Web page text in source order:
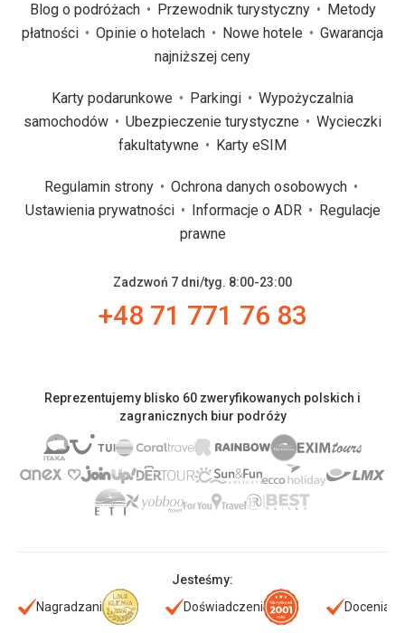
Blog o podróżach Przewodnik turystyczny
Metody
płatności
Opinie o hotelach Nowe hotele
Gwarancja
najniższej ceny
Karty podarunkowe Parkingi
Wypożyczalnia
samochodów
Ubezpieczenie turystyczne
Wycieczki
fakultatywne
Karty eSIM
Regulamin strony
Ochrona danych osobowych
Ustawienia prywatności
Informacje o ADR
Regulacje
prawne
Zadzwoń 7 dni/tyg. 8:00-23:00
+48 71 771 76 83
Reprezentujemy blisko 60 zweryfikowanych polskich i
zagranicznych biur podróży
Jesteśmy:
Nagradzani
Doświadczeni Doceniani